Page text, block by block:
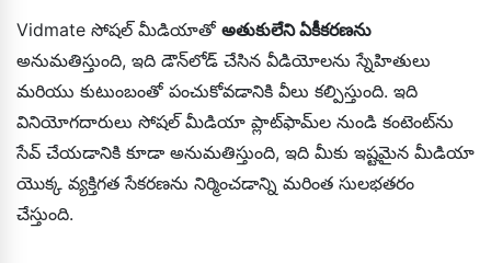
Vidmate సోషల్ మీడియాతో అతుకులేని ఏకీకరణను
అనుమతిస్తుంది, ఇది డౌన్‌లోడ్ చేసిన వీడియోలను స్నేహితులు
మరియు కుటుంబంతో పంచుకోవడానికి వీలు కల్పిస్తుంది. ఇది
వినియోగదారులు సోషల్ మీడియా ప్లాట్‌ఫామ్‌ల నుండి కంటెంట్‌ను
సేవ్ చేయడానికి కూడా అనుమతిస్తుంది, ఇది మీకు ఇష్టమైన మీడియా
యొక్క వ్యక్తిగత సేకరణను నిర్మించడాన్ని మరింత సులభతరం
చేస్తుంది.